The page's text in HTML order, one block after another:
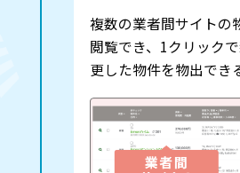
複数の業者間サイトの
閲覧でき、1クリック
更した物件を物出でき